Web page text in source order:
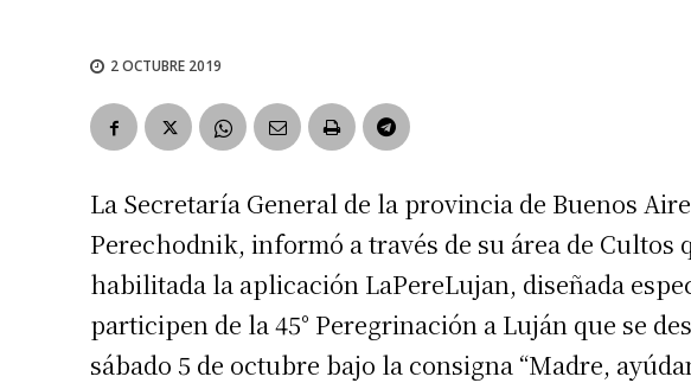
2 OCTUBRE 2019
La Secretaría General de la provincia de Buenos
Perechodnik, informó a través de su área de Cultos
habilitada la aplicación LaPereLujan, diseñada
participen de la 45° Peregrinación a Luján que se
sábado 5 de octubre bajo la consigna “Madre,